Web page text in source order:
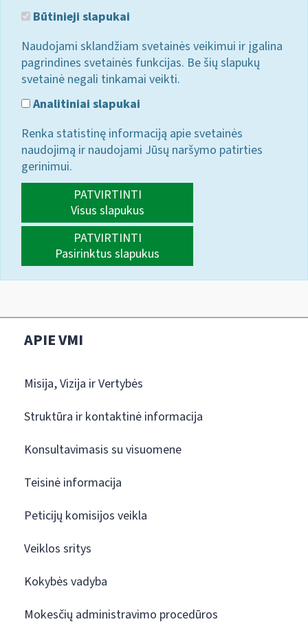
Būtinieji slapukai
Naudojami sklandžiam svetainės veikimui ir įgalina
pagrindines svetainės funkcijas. Be šių slapukų
svetainė negali tinkamai veikti.
Analitiniai slapukai
Renka statistinę informaciją apie svetainės
naudojimą ir naudojami Jūsų naršymo patirties
gerinimui.
PATVIRTINTI
Visus slapukus
PATVIRTINTI
Pasirinktus slapukus
APIE VMI
Misija, Vizija ir Vertybės
Struktūra ir kontaktinė informacija
Konsultavimasis su visuomene
Teisinė informacija
Peticijų komisijos veikla
Veiklos sritys
Kokybės vadyba
Mokesčių administravimo procedūros